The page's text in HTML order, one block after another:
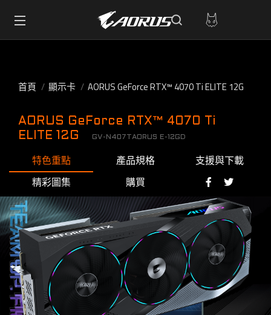
首頁 顯示卡 AORUS GeForce RTX™ 4070 Ti ELITE 12G
AORUS GeForce RTX™ 4070 Ti
ELITE 12G
GV-N407TAORUS E-12GD
特色重點 產品規格
支援與下載
精彩圖集
購買